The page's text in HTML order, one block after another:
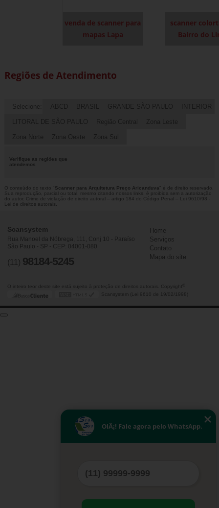
venda de scanner para
mapas Lapa
scanner
Bairro do
Regiões de Atendimento
Selecione: ABCD BRASIL GRANDE SÃO PAULO INTERIOR
LITORAL DE SÃO PAULO Região Central Zona Leste
Zona Norte Zona Oeste Zona Sul
Verifique as regiões que
atendemos
O conteúdo do texto " Scanner para Arquitetura Preço Aricanduva " é de direito reservado.
Sua reprodução, parcial ou total, mesmo citando nossos links, é proibida sem a autorização
do autor. Crime de violação de direito autoral – artigo 184 do Código Penal –
Lei 9610/98 -
Lei de direitos autorais
Scansystem
Rua Manoel da Nóbrega, 111, Conj 10 - Paraíso
São Paulo - SP - CEP: 04001-080
(11) 98184-5245
Home
Serviços
Contato
Mapa do site
O inteiro teor deste site está sujeito à proteção de direitos autorais. Copyright
Scansystem (Lei 9610 de 19/02/1998)
OlÃ¡! Fale agora pelo WhatsApp.